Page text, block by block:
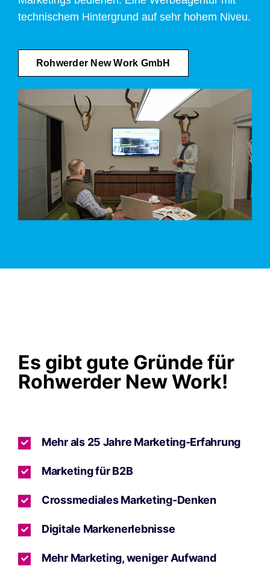
technischem Hintergrund auf sehr hohem Niveu.
Rohwerder New Work GmbH
Es gibt gute Gründe für
Rohwerder New Work!
Mehr als 25 Jahre Marketing-Erfahrung
Marketing für B2B
Crossmediales Marketing-Denken
Digitale Markenerlebnisse
Mehr Marketing, weniger Aufwand